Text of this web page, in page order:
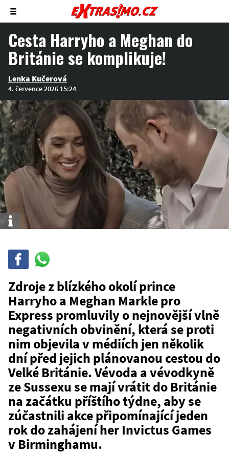
Zobrazit/skrýt
menu
Cesta Harryho a Meghan do
Británie se komplikuje!
Lenka Kučerová
4. července 2026 15:24
Info
Sdílej
WhatsAppu
Zdroje z blízkého okolí prince
Harryho a Meghan Markle pro
Express promluvily o nejnovější vlně
negativních obvinění, která se proti
nim objevila v médiích jen několik
dní před jejich plánovanou cestou do
Velké Británie. Vévoda a vévodkyně
ze Sussexu se mají vrátit do Británie
na začátku příštího týdne, aby se
zúčastnili akce připomínající jeden
rok do zahájení her Invictus Games
v Birminghamu.